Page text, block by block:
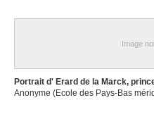
Image
Portrait d' Erard de la Marck,
Anonyme (Ecole des Pays-Bas